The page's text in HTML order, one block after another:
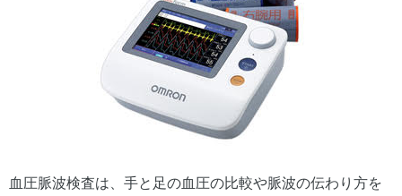
血圧脈波検査は、手と足の血圧の比較や脈波の伝わり方を